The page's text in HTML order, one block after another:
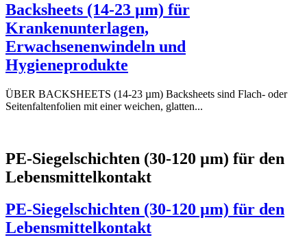
Backsheets (14-23 µm) für
Krankenunterlagen,
Erwachsenenwindeln und
Hygieneprodukte
ÜBER BACKSHEETS (14-23 µm) Backsheets sind Flach- oder
Seitenfaltenfolien mit einer weichen, glatten...
PE-Siegelschichten (30-120 µm) für den
Lebensmittelkontakt
PE-Siegelschichten (30-120 µm) für den
Lebensmittelkontakt